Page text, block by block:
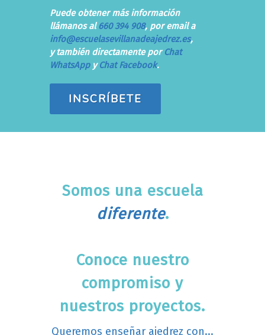
Puede obtener más información
llámanos al 660 394 908, por email a
info@escuelasevillanadeajedrez.es,
y también directamente porChat
WhatsAppyChat Facebook.
INSCRÍBETE
Somos una escuela
diferente.
Conoce nuestro
compromiso y
nuestros proyectos.
Queremos enseñar ajedrez con...